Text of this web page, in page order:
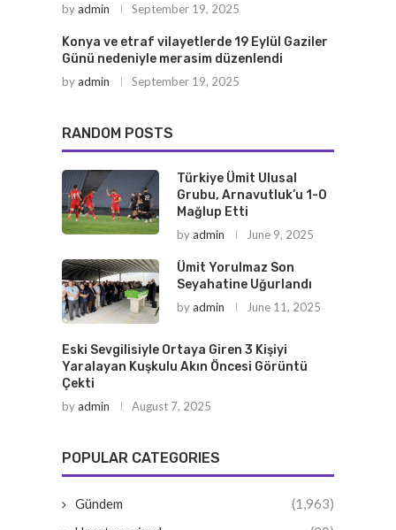
byadmin September 19, 2025
Konya ve etraf vilayetlerde 19 Eylül Gaziler
Günü nedeniyle merasim düzenlendi
byadmin September 19, 2025
RANDOM POSTS
Türkiye Ümit Ulusal
Grubu, Arnavutluk’u 1-0
Mağlup Etti
byadmin June 9, 2025
Ümit Yorulmaz Son
Seyahatine Uğurlandı
byadmin June 11, 2025
Eski Sevgilisiyle Ortaya Giren 3 Kişiyi
Yaralayan Kuşkulu Akın Öncesi Görüntü
Çekti
byadmin August 7, 2025
POPULAR CATEGORIES
Gündem
(1,963)